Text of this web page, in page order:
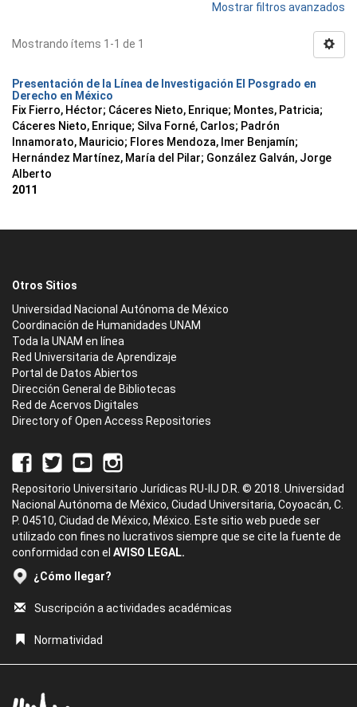
Mostrar filtros avanzados
Mostrando ítems 1-1 de 1
Presentación de la Línea de Investigación El Posgrado en
Derecho en México
Fix Fierro, Héctor; Cáceres Nieto, Enrique; Montes, Patricia;
Cáceres Nieto, Enrique; Silva Forné, Carlos; Padrón
Innamorato, Mauricio; Flores Mendoza, Imer Benjamín;
Hernández Martínez, María del Pilar; González Galván, Jorge
Alberto
2011
Otros Sitios
Universidad Nacional Autónoma de México
Coordinación de Humanidades UNAM
Toda la UNAM en línea
Red Universitaria de Aprendizaje
Portal de Datos Abiertos
Dirección General de Bibliotecas
Red de Acervos Digitales
Directory of Open Access Repositories
Repositorio Universitario Jurídicas RU-IIJ D.R. © 2018. Universidad
Nacional Autónoma de México, Ciudad Universitaria, Coyoacán, C.
P. 04510, Ciudad de México, México. Este sitio web puede ser
utilizado con fines no lucrativos siempre que se cite la fuente de
conformidad con el AVISO LEGAL.
¿Cómo llegar?
Suscripción a actividades académicas
Normatividad